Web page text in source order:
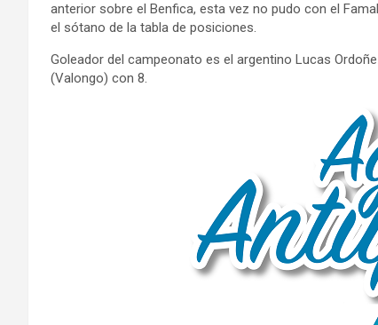
anterior sobre el Benfica, esta vez no pudo con el
el sótano de la tabla de posiciones.
Goleador del campeonato es el argentino Lucas
(Valongo) con 8.